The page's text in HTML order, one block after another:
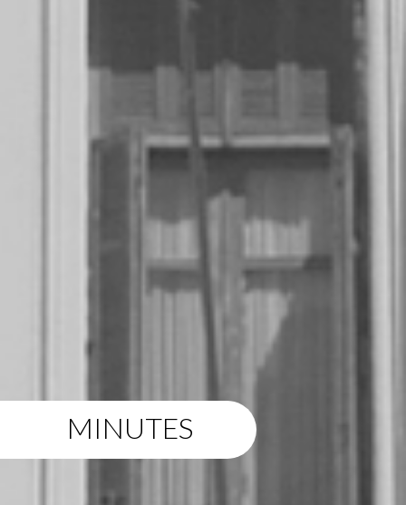
MINUTES